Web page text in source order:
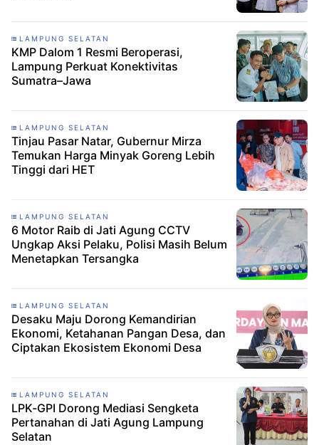
LAMPUNG SELATAN
KMP Dalom 1 Resmi Beroperasi,
Lampung Perkuat Konektivitas
Sumatra–Jawa
LAMPUNG SELATAN
Tinjau Pasar Natar, Gubernur Mirza
Temukan Harga Minyak Goreng Lebih
Tinggi dari HET
LAMPUNG SELATAN
6 Motor Raib di Jati Agung CCTV
Ungkap Aksi Pelaku, Polisi Masih Belum
Menetapkan Tersangka
LAMPUNG SELATAN
Desaku Maju Dorong Kemandirian
Ekonomi, Ketahanan Pangan Desa, dan
Ciptakan Ekosistem Ekonomi Desa
LAMPUNG SELATAN
LPK-GPI Dorong Mediasi Sengketa
Pertanahan di Jati Agung Lampung
Selatan